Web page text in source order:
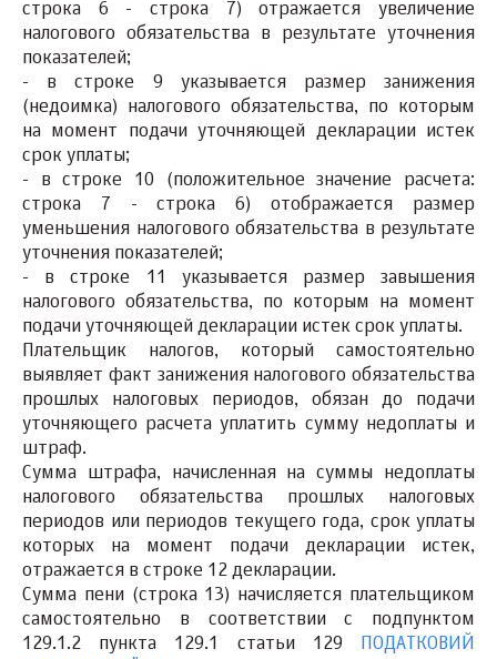
строка 6 - строка 7) отражается увеличение
налогового обязательства в результате уточнения
показателей;
- в строке 9 указывается размер занижения
(недоимка) налогового обязательства, по которым
на момент подачи уточняющей декларации истек
срок уплаты;
- в строке 10 (положительное значение расчета:
строка 7 - строка 6) отображается размер
уменьшения налогового обязательства в результате
уточнения показателей;
- в строке 11 указывается размер завышения
налогового обязательства, по которым на момент
подачи уточняющей декларации истек срок уплаты.
Плательщик налогов, который самостоятельно
выявляет факт занижения налогового обязательства
прошлых налоговых периодов, обязан до подачи
уточняющего расчета уплатить сумму недоплаты и
штраф.
Сумма штрафа, начисленная на суммы недоплаты
налогового обязательства прошлых налоговых
периодов или периодов текущего года, срок уплаты
которых на момент подачи декларации истек,
отражается в строке 12 декларации.
Сумма пени (строка 13) начисляется плательщиком
самостоятельно в соответствии с подпунктом
129.1.2 пункта 129.1 статьи 129 ПОДАТКОВИЙ